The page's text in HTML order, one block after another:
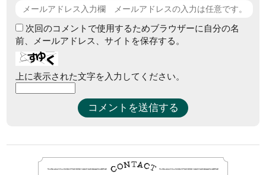
次回のコメントで使用するためブラウザーに自分の名
前、メールアドレス、サイトを保存する。
上に表示された文字を入力してください。